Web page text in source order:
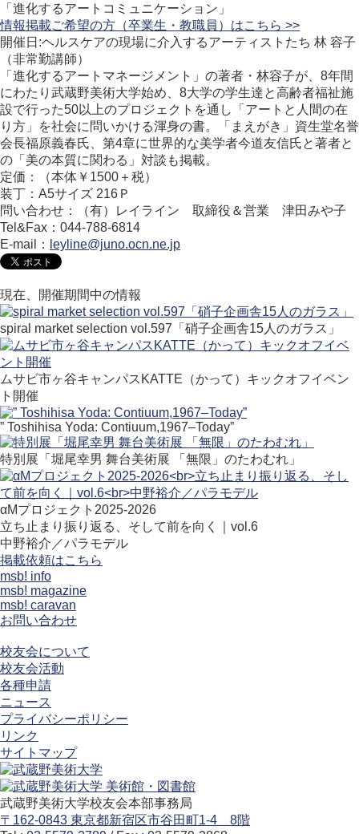
「進化するアートコミュニケーション」
情報掲載ご希望の方（卒業生・教職員）はこちら >>
開催日:ヘルスケアの現場に介入するアーティストたち 林 容子
（非常勤講師）
「進化するアートマネージメント」の著者・林容子が、8年間
にわたり武蔵野美術大学始め、8大学の学生達と高齢者福祉施
設で行った50以上のプロジェクトを通し「アートと人間の在
り方」を社会に問いかける渾身の書。「まえがき」資生堂名誉
会長福原義春氏、第4章に世界的な美学者今道友信氏と著者と
の「美の本質に関わる」対談も掲載。
定価：（本体￥1500＋税）
装丁：A5サイズ 216Ｐ
問い合わせ：（有）レイライン 取締役＆営業 津田みや子
Tel&Fax：044-788-6814
E-mail：
leyline@juno.ocn.ne.jp
現在、開催期間中の情報
spiral market selection vol.597「硝子企画舎15人のガラス」
ムサビ市ヶ谷キャンパスKATTE（かって）キックオフイベン
ト開催
” Toshihisa Yoda: Contiuum,1967–Today”
特別展「堀尾幸男 舞台美術展 「無限」のたわむれ」
αMプロジェクト2025-2026
立ち止まり振り返る、そして前を向く｜vol.6
中野裕介／パラモデル
掲載依頼はこちら
msb! info
msb! magazine
msb! caravan
お問い合わせ
校友会について
校友会活動
各種申請
ニュース
プライバシーポリシー
リンク
サイトマップ
武蔵野美術大学校友会本部事務局
〒162-0843 東京都新宿区市谷田町1-4 8階